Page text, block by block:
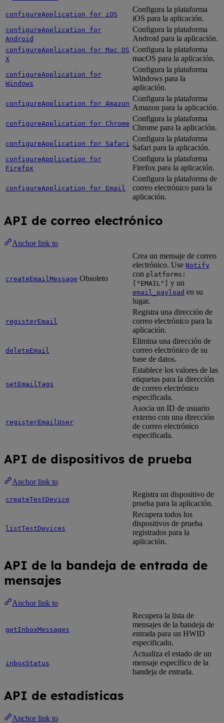
configureApplication for iOS
Configura la plataforma
iOS para la aplicación.
configureApplication for
Android
Configura la plataforma
Android para la aplicación.
configureApplication for Mac OS
X
Configura la plataforma
macOS para la aplicación.
configureApplication for
Windows
Configura la plataforma
Windows para la
aplicación.
configureApplication for Amazon
Configura la plataforma
Amazon para la aplicación.
configureApplication for Chrome
Configura la plataforma
Chrome para la aplicación.
configureApplication for Safari
Configura la plataforma
Safari para la aplicación.
configureApplication for
Firefox
Configura la plataforma
Firefox para la aplicación.
configureApplication for Email
Configura la plataforma de
correo electrónico para la
aplicación.
API de correo electrónico
Anchor link to
createEmailMessage Obsoleto
Crea un mensaje de correo
electrónico. Use Notify
con platforms:
["EMAIL"]
y un
email_payload en su
lugar.
registerEmail
Registra una dirección de
correo electrónico para la
aplicación.
deleteEmail
Elimina una dirección de
correo electrónico de su
base de datos.
setEmailTags
Establece los valores de las
etiquetas para la dirección
de correo electrónico
especificada.
registerEmailUser
Asocia un ID de usuario
externo con una dirección
de correo electrónico
especificada.
API de dispositivos de prueba
Anchor link to
createTestDevice
Registra un dispositivo de
prueba para la aplicación.
listTestDevices
Recupera todos los
dispositivos de prueba
registrados para la
aplicación.
API de la bandeja de entrada de
mensajes
Anchor link to
getInboxMessages
Recupera la lista de
mensajes de la bandeja de
entrada para un HWID
especificado.
inboxStatus
Actualiza el estado de un
mensaje específico de la
bandeja de entrada.
API de estadísticas
Anchor link to